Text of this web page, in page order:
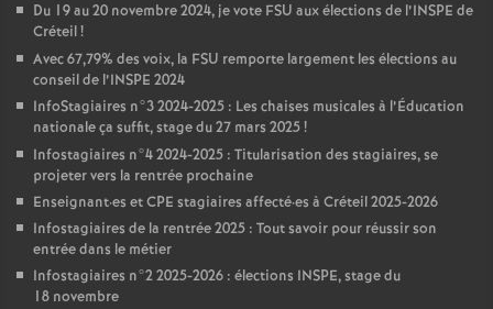
Du 19 au 20 novembre 2024, je vote FSU aux élections de l’INSPE de
Créteil!
Avec 67,79% des voix, la FSU remporte largement les élections au
conseil de l’INSPE 2024
InfoStagiaires n°3 2024-2025 : Les chaises musicales à l’Éducation
nationale ça suffit, stage du 27 mars 2025!
Infostagiaires n°4 2024-2025 : Titularisation des stagiaires, se
projeter vers la rentrée prochaine
Enseignant·es etCPE stagiaires affecté·es à Créteil 2025-2026
Infostagiaires de la rentrée 2025 : Tout savoir pour réussir son
entrée dans le métier
Infostagiaires n°2 2025-2026 : élections INSPE, stage du
18 novembre